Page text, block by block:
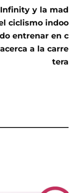
Infinity y la mad
ciclismo indoo
entrenar en c
a la carre
tera